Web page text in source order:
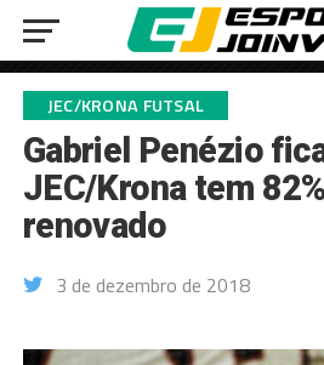
JEC/KRONA FUTSAL
Gabriel Penézio
JEC/Krona tem
renovado
3 de dezembro de 2018